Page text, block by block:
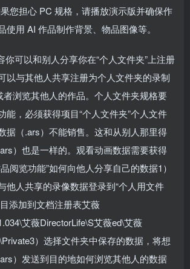
您担心 PC 规格，请播放演示版并确保作
使用 AI 作品制作背景、物品图像等。
你可以和别人分享你在“个人文件夹”上注册
以与其他人共享注册为个人文件夹的录制
浏览其他人的作品。个人文件夹规格要
能，必须获得项目“个人文件夹”个人文件
据（.ars）不能销售。这和从别人那里得
）也是一样的。观看动画数据需要获得
阅览功能”如何向他人分享自己的数据1）
他人共享的录像数据登录到“个人用文件
添加到文档注册表艾薇
艾薇DirectorLife\S艾薇ed\艾薇
）选择文件夹中保存的数据，将想
）发送到目的地如何浏览其他人的数据